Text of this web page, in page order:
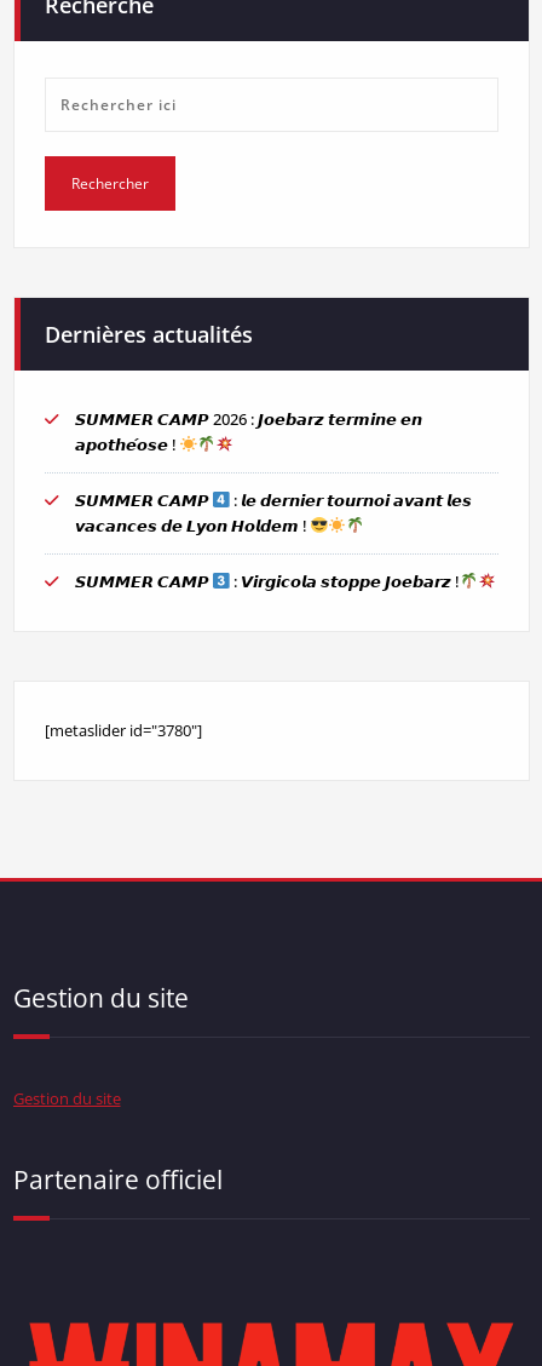
Dernières actualités
𝙎𝙐𝙈𝙈𝙀𝙍 𝘾𝘼𝙈𝙋 2026 : 𝙅𝙤𝙚𝙗𝙖𝙧𝙯 𝙩𝙚𝙧𝙢𝙞𝙣𝙚 𝙚𝙣
𝙖𝙥𝙤𝙩𝙝𝙚́𝙤𝙨𝙚 !
𝙎𝙐𝙈𝙈𝙀𝙍 𝘾𝘼𝙈𝙋
: 𝙡𝙚 𝙙𝙚𝙧𝙣𝙞𝙚𝙧 𝙩𝙤𝙪𝙧𝙣𝙤𝙞 𝙖𝙫𝙖𝙣𝙩 𝙡𝙚𝙨
𝙫𝙖𝙘𝙖𝙣𝙘𝙚𝙨 𝙙𝙚 𝙇𝙮𝙤𝙣 𝙃𝙤𝙡𝙙𝙚𝙢 !
𝙎𝙐𝙈𝙈𝙀𝙍 𝘾𝘼𝙈𝙋 : 𝙑𝙞𝙧𝙜𝙞𝙘𝙤𝙡𝙖 𝙨𝙩𝙤𝙥𝙥𝙚 𝙅𝙤𝙚𝙗𝙖𝙧𝙯 !
[metaslider id="3780"]
Gestion du site
Gestion du site
Partenaire officiel